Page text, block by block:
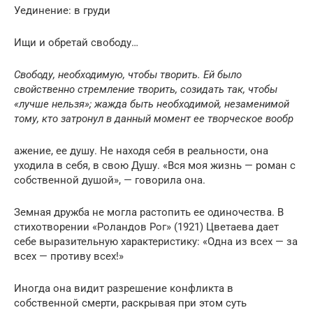
Уединение: в груди
Ищи и обретай свободу…
Свободу, необходимую, чтобы творить. Ей было
свойственно стремление творить, созидать так, чтобы
«лучше нельзя»; жажда быть необходимой, незаменимой
тому, кто затронул в данный момент ее творческое вообр
ажение, ее душу. Не находя себя в реальности, она
уходила в себя, в свою Душу. «Вся моя жизнь — роман с
собственной душой», — говорила она.
Земная дружба не могла растопить ее одиночества. В
стихотворении «Роландов Рог» (1921) Цветаева дает
себе выразительную характеристику: «Одна из всех — за
всех — противу всех!»
Иногда она видит разрешение конфликта в
собственной смерти, раскрывая при этом суть